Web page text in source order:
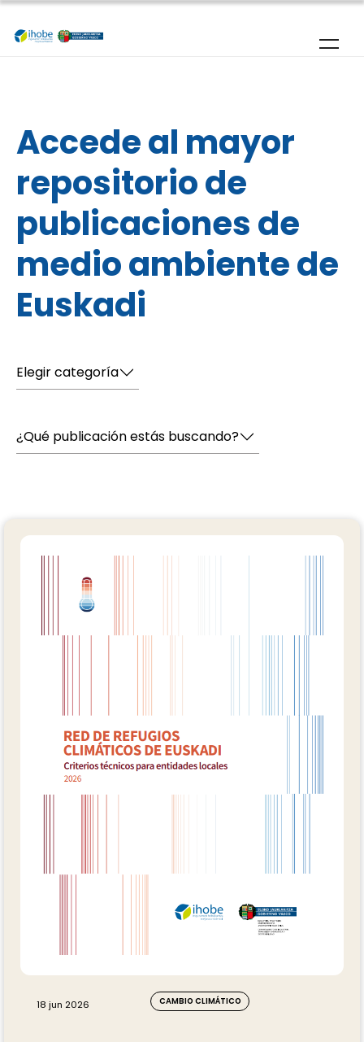
Pasar al contenido principal
Accede al mayor
repositorio de
publicaciones de
medio ambiente de
Euskadi
Elegir categoría
¿Qué publicación estás buscando?
18 jun 2026 CAMBIO CLIMÁTICO